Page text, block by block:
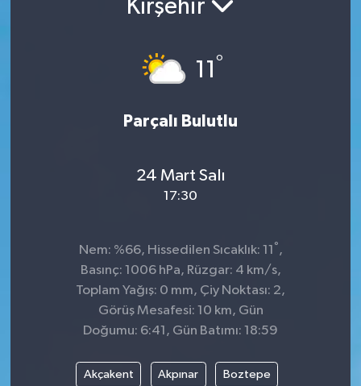
Kırşehir
11°
Parçalı Bulutlu
24 Mart Salı
17:30
Nem: %66, Hissedilen Sıcaklık: 11 ° ,
Basınç: 1006 hPa, Rüzgar: 4 km/s,
Toplam Yağış: 0 mm, Çiy Noktası: 2,
Görüş Mesafesi: 10 km, Gün
Doğumu: 6:41, Gün Batımı: 18:59
Akçakent Akpınar Boztepe